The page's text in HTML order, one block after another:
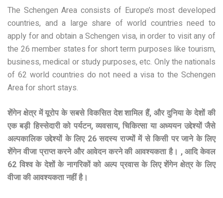
The Schengen Area consists of Europe’s most developed
countries, and a large share of world countries need to
apply for and obtain a Schengen visa, in order to visit any of
the 26 member states for short term purposes like tourism,
business, medical or study purposes, etc. Only the nationals
of 62 world countries do not need a visa to the Schengen
Area for short stays.
शेंगेन क्षेत्र में यूरोप के सबसे विकसित देश शामिल हैं, और दुनिया के देशों की
एक बड़ी हिस्सेदारी को पर्यटन, व्यवसाय, चिकित्सा या अध्ययन उद्देश्यों जैसे
अल्पकालिक उद्देश्यों के लिए 26 सदस्य राज्यों में से किसी पर जाने के लिए
शेंगेन वीजा प्राप्त करने और आवेदन करने की आवश्यकता है। , आदि केवल
62 विश्व के देशों के नागरिकों को अल्प प्रवास के लिए शेंगेन क्षेत्र के लिए
वीजा की आवश्यकता नहीं है।